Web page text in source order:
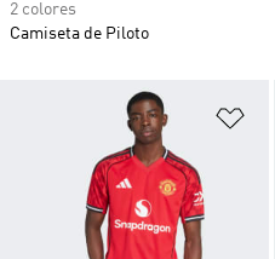
2 colores
Camiseta de Piloto